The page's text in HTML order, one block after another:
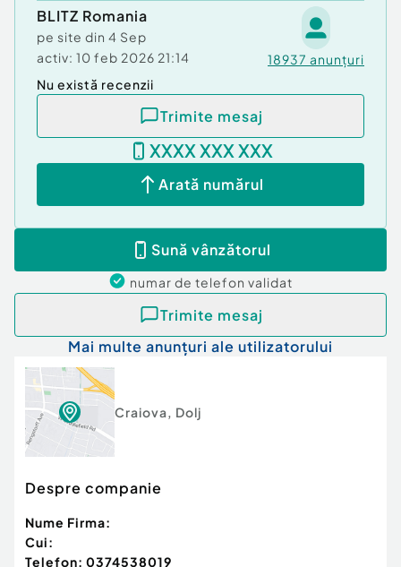
BLITZ Romania
pe site din 4 Sep
activ: 10 feb 2026 21:14 18937 anunțuri
Nu există recenzii
Trimite mesaj
XXXX XXX XXX
Arată numărul
Sună vânzătorul
numar de telefon validat
Trimite mesaj
Mai multe anunțuri ale utilizatorului
Craiova, Dolj
Despre companie
Nume Firma:
Cui:
Telefon: 0374538019